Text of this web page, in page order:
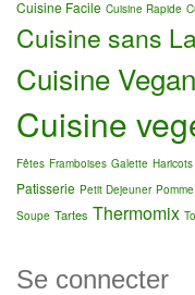
Cuisine Facile Cuisine Rapide
Cuisine sans
Cuisine
Cuisine
Fêtes Framboises Galette Haricots
Patisserie Petit Dejeuner Pomme
Soupe Tartes Thermomix
Se connecter